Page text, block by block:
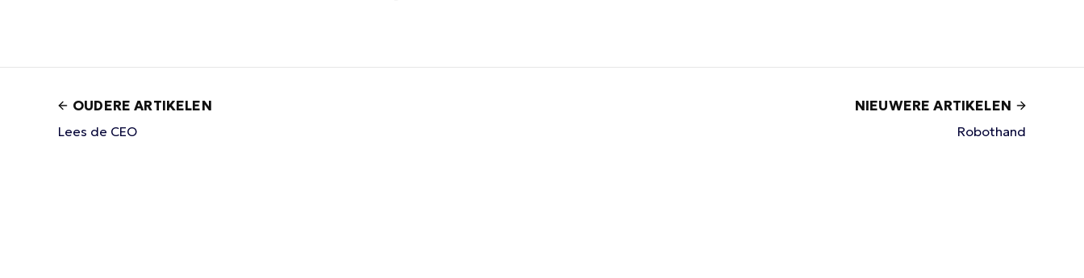
OUDERE ARTIKELEN
Lees de CEO
NIEUWERE ARTIKELEN
Robothand